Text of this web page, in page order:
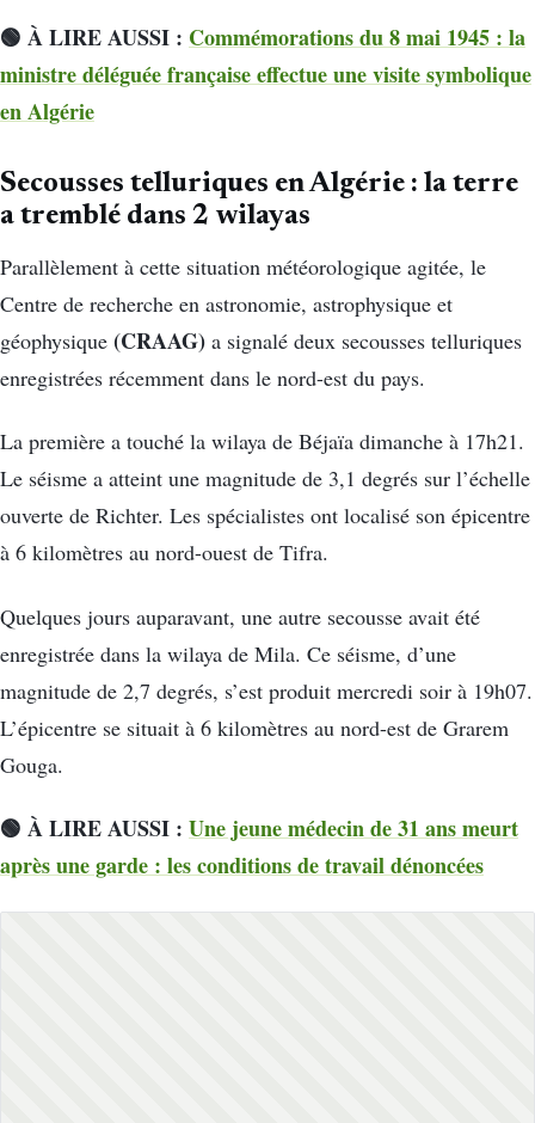
🟢 À LIRE AUSSI : Commémorations du 8 mai 1945 : la
ministre déléguée française effectue une visite symbolique
en Algérie
Secousses telluriques en Algérie : la terre
a tremblé dans 2 wilayas
Parallèlement à cette situation météorologique agitée, le
Centre de recherche en astronomie, astrophysique et
géophysique (CRAAG) a signalé deux secousses telluriques
enregistrées récemment dans le nord-est du pays.
La première a touché la wilaya de Béjaïa dimanche à 17h21.
Le séisme a atteint une magnitude de 3,1 degrés sur l’échelle
ouverte de Richter. Les spécialistes ont localisé son épicentre
à 6 kilomètres au nord-ouest de Tifra.
Quelques jours auparavant, une autre secousse avait été
enregistrée dans la wilaya de Mila. Ce séisme, d’une
magnitude de 2,7 degrés, s’est produit mercredi soir à 19h07.
L’épicentre se situait à 6 kilomètres au nord-est de Grarem
Gouga.
🟢 À LIRE AUSSI : Une jeune médecin de 31 ans meurt
après une garde : les conditions de travail dénoncées